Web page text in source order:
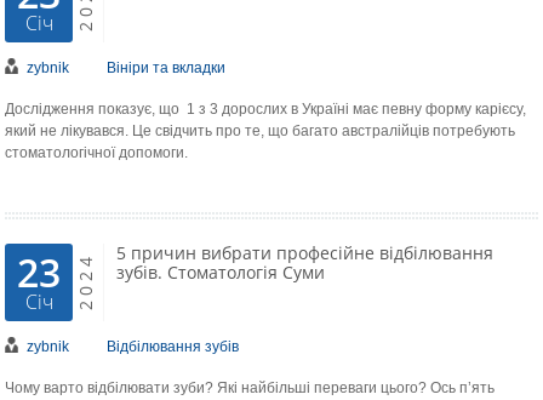
Січ
zybnik Вініри та вкладки
Дослідження показує, що 1 з 3 дорослих в Україні має певну форму карієсу,
який не лікувався. Це свідчить про те, що багато австралійців потребують
стоматологічної допомоги.
23
Січ 2024
5 причин вибрати професійне відбілювання
зубів. Стоматологія Суми
zybnik Відбілювання зубів
Чому варто відбілювати зуби? Які найбільші переваги цього? Ось п’ять